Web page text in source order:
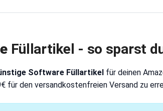
Füllartikel - so sparst
Software Füllartikel für deinen
für den versandkostenfreien Versand zu